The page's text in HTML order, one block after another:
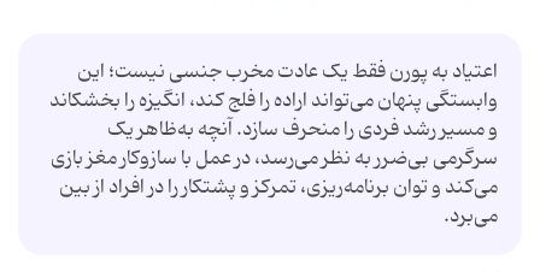
اعتیاد به پورن فقط یک عادت مخرب جنسی نیست؛ این
وابستگی پنهان می‌تواند اراده را فلج کند، انگیزه را بخشکاند
و مسیر رشد فردی را منحرف سازد. آنچه به‌ظاهر یک
سرگرمی بی‌ضرر به نظر می‌رسد، در عمل با سازوکار مغز بازی
می‌کند و توان برنامه‌ریزی، تمرکز و پشتکار را در افراد از بین
می‌برد.